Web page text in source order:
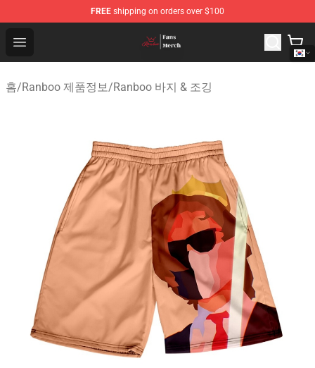
FREE shipping on orders over $100
Open menu
Ranboo Shop - Official Ranboo Merchandise Store
홈/Ranboo 제품정보/Ranboo 바지 & 조깅